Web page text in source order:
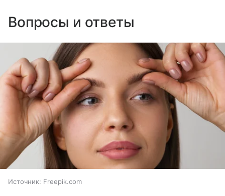
Вопросы и ответы
Источник: Freepik.com